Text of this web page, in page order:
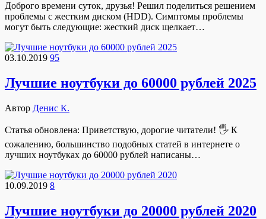
Доброго времени суток, друзья! Решил поделиться решением
проблемы с жестким диском (HDD). Симптомы проблемы
могут быть следующие: жесткий диск щелкает…
03.10.2019 95
Лучшие ноутбуки до 60000 рублей 2025
Автор Денис К.
Статья обновлена: Приветствую, дорогие читатели! 🖐 К
сожалению, большинство подобных статей в интернете о
лучших ноутбуках до 60000 рублей написаны…
10.09.2019 8
Лучшие ноутбуки до 20000 рублей 2020